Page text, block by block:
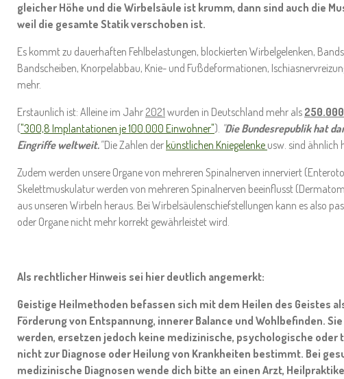
gleicher Höhe und die Wirbelsäule ist krumm, dann sind auch die
weil die gesamte Statik verschoben ist.
Es kommt zu dauerhaften Fehlbelastungen, blockierten Wirbelgelenken,
Bandscheiben, Knorpelabbau, Knie- und Fußdeformationen,
mehr.
Erstaunlich ist: Alleine im Jahr 2021 wurden in Deutschland mehr als 250.000
("300,8 Implantationen je 100.000 Einwohner"). "Die Bundesrepublik hat
Eingriffe weltweit."Die Zahlen der künstlichen Kniegelenke usw. sind ähnlich
Zudem werden unsere Organe von mehreren Spinalnerven innerviert
Skelettmuskulatur werden von mehreren Spinalnerven beeinflusst
aus unseren Wirbeln heraus. Bei Wirbelsäulenschiefstellungen kann es also
oder Organe nicht mehr korrekt gewährleistet wird.
Als rechtlicher Hinweis sei hier deutlich angemerkt:
Geistige Heilmethoden befassen sich mit dem Heilen des Geistes
Förderung von Entspannung, innerer Balance und Wohlbefinden.
werden, ersetzen jedoch keine medizinische, psychologische oder
nicht zur Diagnose oder Heilung von Krankheiten bestimmt. Bei
medizinische Diagnosen wende dich bitte an einen Arzt,